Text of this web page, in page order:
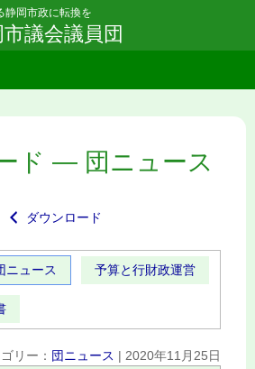
静岡市政に転換を
議会議員団
ド ― 団ニュース
ダウンロード
ニュース 予算と行財政運営
リー： 団ニュース | 2020年11月25日